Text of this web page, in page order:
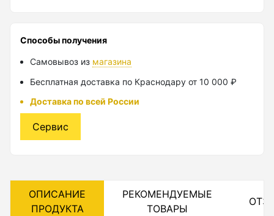
Способы получения
Самовывоз из магазина
Бесплатная доставка по Краснодару от 10 000 ₽
Доставка по всей России
Сервис
ОПИСАНИЕ
ПРОДУКТА
РЕКОМЕНДУЕМЫЕ
ТОВАРЫ
Лазерные уровни
Лазерные уровни ADA
Показать еще
Мотобуры